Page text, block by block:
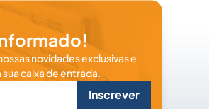
novidades exclusivas e
caixa de entrada.
Inscrever